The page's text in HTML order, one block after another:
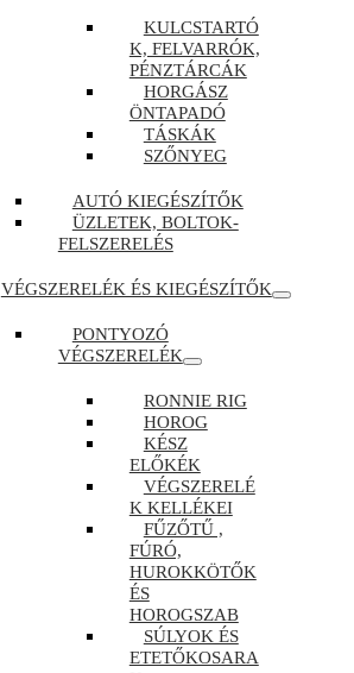
KULCSTARTÓ
K, FELVARRÓK,
PÉNZTÁRCÁK
HORGÁSZ
ÖNTAPADÓ
TÁSKÁK
SZŐNYEG
AUTÓ KIEGÉSZÍTŐK
ÜZLETEK, BOLTOK-
FELSZERELÉS
VÉGSZERELÉK ÉS KIEGÉSZÍTŐK
PONTYOZÓ
VÉGSZERELÉK
RONNIE RIG
HOROG
KÉSZ
ELŐKÉK
VÉGSZERELÉ
K KELLÉKEI
FŰZŐTŰ ,
FÚRÓ,
HUROKKÖTŐK
ÉS
HOROGSZAB
SÚLYOK ÉS
ETETŐKOSARA